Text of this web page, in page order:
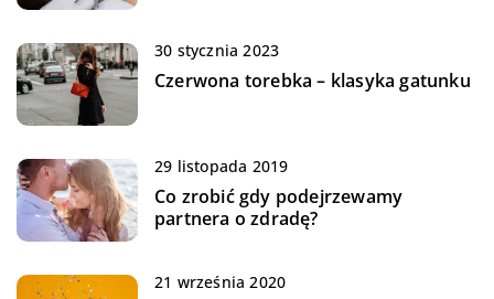
30 stycznia 2023
Czerwona torebka – klasyka gatunku
29 listopada 2019
Co zrobić gdy podejrzewamy
partnera o zdradę?
21 września 2020